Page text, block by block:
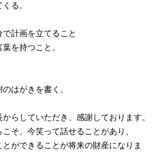
る。
で計画を立てること
を持つこと。
はがきを書く。
らしていただき、感謝しております。
そ、今笑って話せることがあり、
ができることが将来の財産になりま